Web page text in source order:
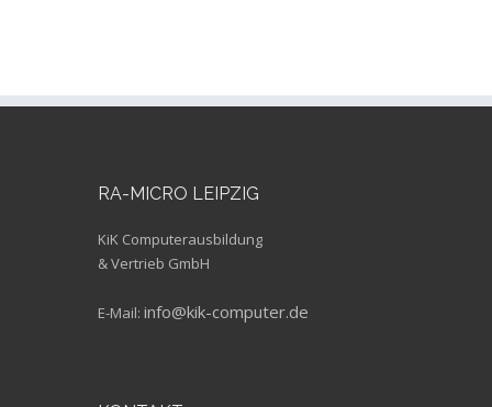
RA-MICRO LEIPZIG
KiK Computerausbildung
& Vertrieb GmbH
E-Mail: info@kik-computer.de